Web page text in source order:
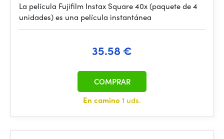
La película Fujifilm Instax Square 40x (paquete de 4
unidades) es una película instantánea
35.58 €
En camino 1 uds.
COMPRAR